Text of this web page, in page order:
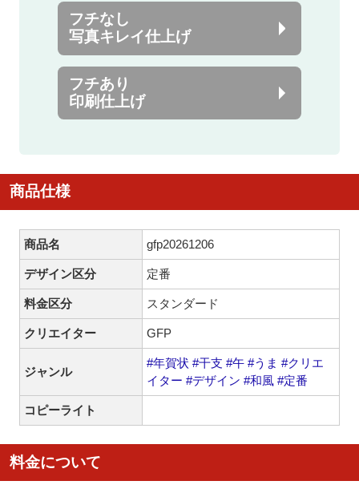
フチなし
写真キレイ仕上げ
フチあり
印刷仕上げ
商品仕様
商品名 gfp20261206
デザイン区分 定番
料金区分 スタンダード
クリエイター GFP
ジャンル
#年賀状 #干支 #午 #うま #クリエ
イター #デザイン #和風 #定番
コピーライト
料金について